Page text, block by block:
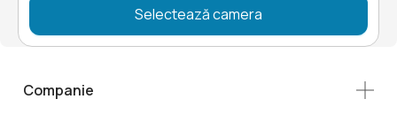
Selectează camera
Companie